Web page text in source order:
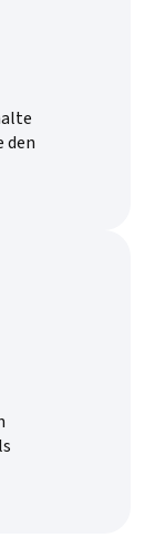
den